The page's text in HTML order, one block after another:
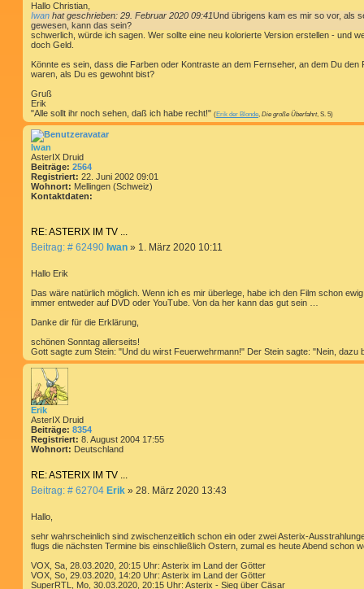
t
r
a
Hallo Christian,
Iwan hat geschrieben: 29. Februar 2020 09:41Und übrigens kam es mir so vor, als
gewesen, kann das sein?
schwerlich, würde ich sagen. Wer sollte eine neu kolorierte Version erstellen - und
doch Geld.
Könnte es sein, dass die Farben oder Kontraste an dem Fernseher, an dem Du den
waren, als Du es gewohnt bist?
Gruß
Erik
"Alle sollt ihr noch sehen, daß ich habe recht!" (Erik der Blonde, Die große Überfahrt, S. 5)
Iwan
AsterIX Druid
Beiträge: 2564
Registriert: 22. Juni 2002 09:01
Wohnort: Mellingen (Schweiz)
Kontaktdaten:
n
t
a
t
a
t
n
o
n
I
w
n
RE: ASTERIX IM TV ...
Beitrag: # 62490B
r
a
g
Iwan » 1. März 2020 10:11
Hallo Erik
Das wäre natürlich möglich. Wenn ich es mir überlege, habe ich den Film schon
immer entweder auf DVD oder YouTube. Von da her kann das gut sein …
Danke dir für die Erklärung,
schönen Sonntag allerseits!
Gott sagte zum Stein: "Und du wirst Feuerwehrmann!" Der Stein sagte: "Nein, dazu
Erik
AsterIX Druid
Beiträge: 8354
Registriert: 8. August 2004 17:55
Wohnort: Deutschland
RE: ASTERIX IM TV ...
Beitrag: # 62704B
r
a
g
Erik » 28. März 2020 13:43
Hallo,
sehr wahrscheinlich sind zwischenzeitlich schon ein oder zwei Asterix-
flugs die nächsten Termine bis einschließlich Ostern, zumal es heute Abend schon
VOX, Sa, 28.03.2020, 20:15 Uhr: Asterix im Land der Götter
VOX, So, 29.03.2020, 14:20 Uhr: Asterix im Land der Götter
SuperRTL, Mo, 30.03.2020, 20:15 Uhr: Asterix - Sieg über Cäsar